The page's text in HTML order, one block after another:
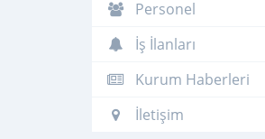
Personel
İş İlanları
Kurum Haberleri
İletişim